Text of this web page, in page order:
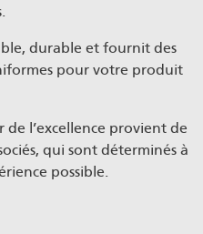
durable et fournit des
pour votre produit
l’excellence provient de
qui sont déterminés à
possible.